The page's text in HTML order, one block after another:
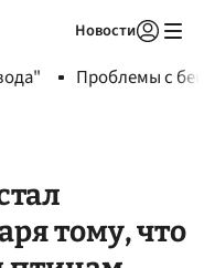
Новости
Проблемы с
тому, что